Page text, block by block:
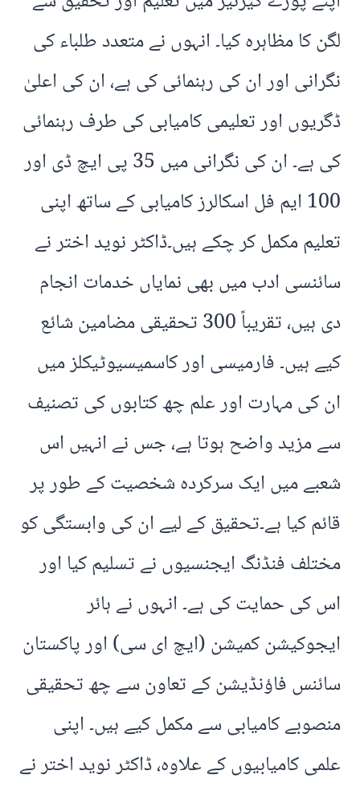
لگن کا مظاہرہ کیا۔ انہوں نے متعدد طلباء کی
نگرانی اور ان کی رہنمائی کی ہے، ان کی اعلیٰ
ڈگریوں اور تعلیمی کامیابی کی طرف رہنمائی
کی ہے۔ ان کی نگرانی میں 35 پی ایچ ڈی اور
100 ایم فل اسکالرز کامیابی کے ساتھ اپنی
تعلیم مکمل کر چکے ہیں۔ڈاکٹر نوید اختر نے
سائنسی ادب میں بھی نمایاں خدمات انجام
دی ہیں، تقریباً 300 تحقیقی مضامین شائع
کیے ہیں۔ فارمیسی اور کاسمیسیوٹیکلز میں
ان کی مہارت اور علم چھ کتابوں کی تصنیف
سے مزید واضح ہوتا ہے، جس نے انہیں اس
شعبے میں ایک سرکردہ شخصیت کے طور پر
قائم کیا ہے۔تحقیق کے لیے ان کی وابستگی کو
مختلف فنڈنگ ایجنسیوں نے تسلیم کیا اور
اس کی حمایت کی ہے۔ انہوں نے ہائر
ایجوکیشن کمیشن (ایچ ای سی) اور پاکستان
سائنس فاؤنڈیشن کے تعاون سے چھ تحقیقی
منصوبے کامیابی سے مکمل کیے ہیں۔ اپنی
علمی کامیابیوں کے علاوہ، ڈاکٹر نوید اختر نے